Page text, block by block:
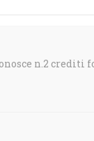
n.2 crediti